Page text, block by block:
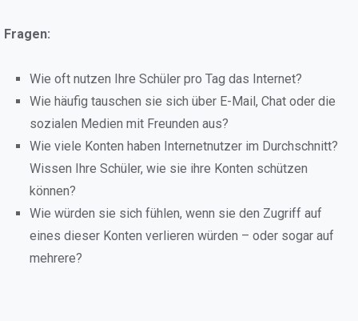
Fragen:
Wie oft nutzen Ihre Schüler pro Tag das Internet?
Wie häufig tauschen sie sich über E-Mail, Chat oder die
sozialen Medien mit Freunden aus?
Wie viele Konten haben Internetnutzer im Durchschnitt?
Wissen Ihre Schüler, wie sie ihre Konten schützen
können?
Wie würden sie sich fühlen, wenn sie den Zugriff auf
eines dieser Konten verlieren würden – oder sogar auf
mehrere?